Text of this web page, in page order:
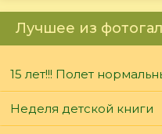
Лучшее из
15 лет!!! Полет
Неделя детской книги